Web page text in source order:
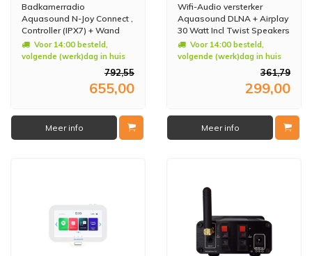
Badkamerradio
Aquasound N-Joy Connect ,
Controller (IPX7) + Wand
Lader + Bluetooth
Versterker / 70 WATT /
Voor 14:00 besteld,
volgende (werk)dag in huis
792,55
655,00
Meer info
Wifi-Audio versterker
Aquasound DLNA + Airplay
30 Watt Incl Twist Speakers
WitVoor 14:00 besteld,
volgende (werk)dag in huis
361,79
299,00
Meer info